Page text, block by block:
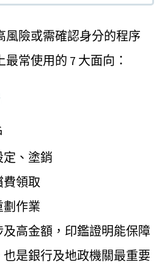
風險或需確認身分的程序
常使用的 7 大面向：
、塗銷
費領取
劃作業
高金額，印鑑證明能保障
是銀行及地政機關最重要